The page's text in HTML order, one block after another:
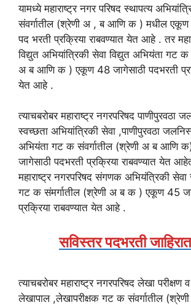
यामध्ये महाराष्ट्र नगर परिषद स्थापत्य
संवर्गातील (श्रेणी अ , ब आणि क ) मधील एकूण
पद भरती प्रक्रिया राबवण्यात येत आहे . तर
विद्युत अभियांत्रिकी सेवा विद्युत अभियंता गट क
अ ब आणि क ) एकूण 48 जागेसाठी पदभरती
येत आहे .
त्याचबरोबर महाराष्ट्र नगरपरिषद पाणीपुरवठा
स्वच्छता अभियांत्रिकी सेवा ,पाणीपुरवठा
अभियंता गट क संवर्गातील (श्रेणी अ ब आणि
जागेसाठी पदभरती प्रक्रिया राबवण्यात येत
महाराष्ट्र नगरपरिषद संगणक अभियंत्रिकी
गट क संमर्गातील (श्रेणी अ ब क ) एकूण 45
प्रक्रिया राबवण्यात येत आहे .
सविस्तर पदभरती जाहिरात
त्याचबरोबर महाराष्ट्र नगरपरिषद लेखा
लेखापाल ,लेखापरीक्षक गट क संवर्गातील